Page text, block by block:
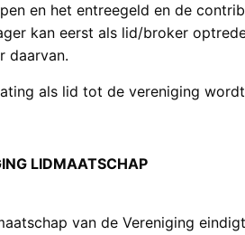
en het entreegeld en de
kan eerst als lid/broker
daarvan.
als lid tot de vereniging
LIDMAATSCHAP
van de Vereniging